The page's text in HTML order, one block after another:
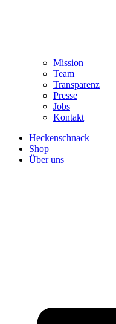
Mission
Team
Transparenz
Presse
Jobs
Kontakt
Heckenschnack
Shop
Über uns